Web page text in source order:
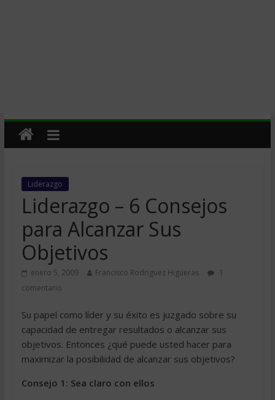
Liderazgo
Liderazgo – 6 Consejos
para Alcanzar Sus
Objetivos
enero 5, 2009 Francisco Rodriguez Higueras
1
comentario
Su papel como líder y su éxito es juzgado sobre su
capacidad de entregar resultados o alcanzar sus
objetivos. Entonces ¿qué puede usted hacer para
maximizar la posibilidad de alcanzar sus objetivos?
Consejo 1: Sea claro con ellos